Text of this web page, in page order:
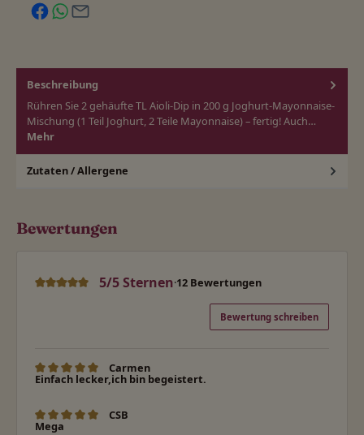
Beschreibung
Rühren Sie 2 gehäufte TL Aioli-Dip in 200 g Joghurt-Mayonnaise-
Mischung (1 Teil Joghurt, 2 Teile Mayonnaise) – fertig! Auch…
Mehr
Zutaten / Allergene
Bewertungen
Durchschnittliche Bewertung von 5 von 5 Sternen
5/5 Sternen·12 Bewertungen
Bewertung schreiben
Bewertung mit 5 von 5 Sternen
Carmen
Einfach lecker,ich bin begeistert.
Bewertung mit 5 von 5 Sternen
CSB
Mega